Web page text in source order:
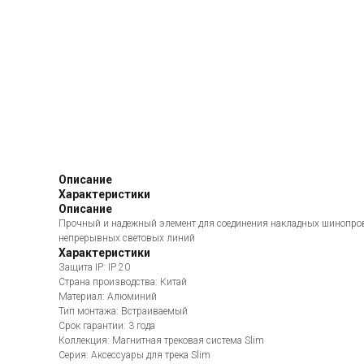
Описание
Характеристики
Описание
Прочный и надежный элемент для соединения накладных
непрерывных световых линий
Характеристики
Защита IP: IP 20
Страна производства: Китай
Материал: Алюминий
Тип монтажа: Встраиваемый
Срок гарантии: 3 года
Коллекция: Магнитная трековая система Slim
Серия: Аксессуары для трека Slim